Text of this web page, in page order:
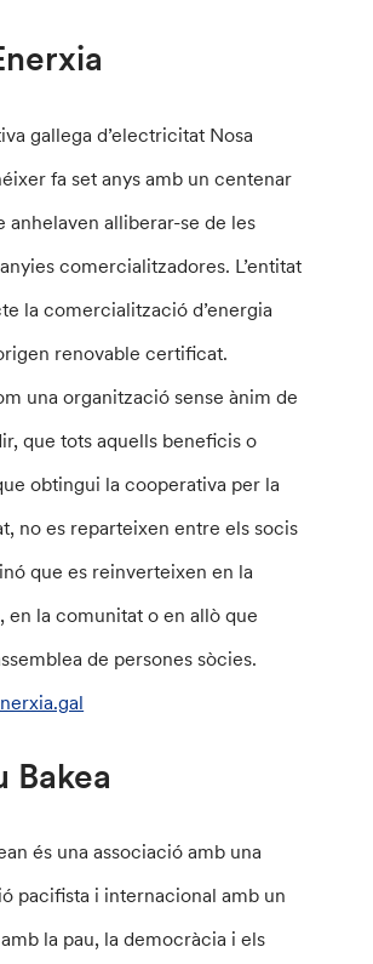
gallega d’electricitat Nosa
fa set anys amb un centenar
anhelaven alliberar-se de les
comercialitzadores. L’entitat
la comercialització d’energia
renovable certificat.
una organització sense ànim de
que tots aquells beneficis o
obtingui la cooperativa per la
no es reparteixen entre els socis
que es reinverteixen en la
en la comunitat o en allò que
de persones sòcies.
Bakea
és una associació amb una
pacifista i internacional amb un
la pau, la democràcia i els